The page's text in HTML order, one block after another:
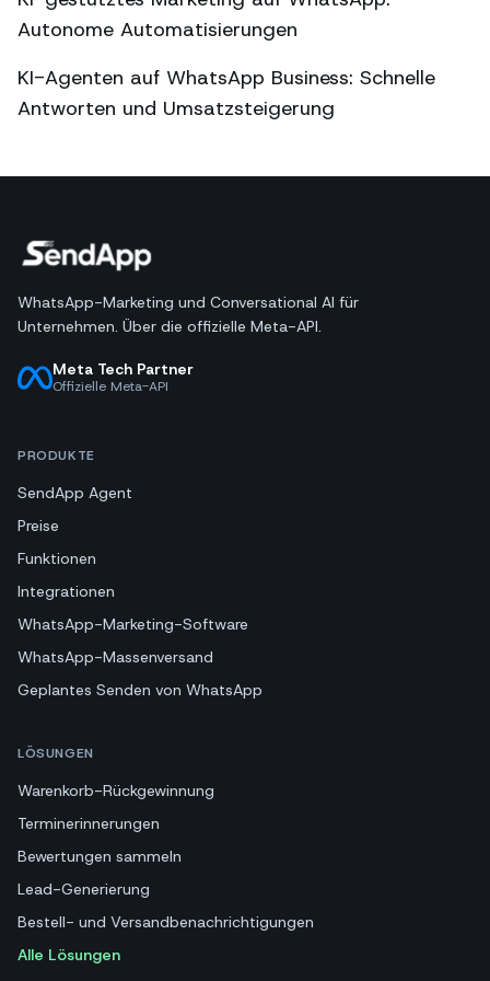
Autonome Automatisierungen
KI-Agenten auf WhatsApp Business: Schnelle
Antworten und Umsatzsteigerung
WhatsApp-Marketing und Conversational AI für
Unternehmen. Über die offizielle Meta-API.
Meta Tech Partner
Offizielle Meta-API
PRODUKTE
SendApp Agent
Preise
Funktionen
Integrationen
WhatsApp-Marketing-Software
WhatsApp-Massenversand
Geplantes Senden von WhatsApp
LÖSUNGEN
Warenkorb-Rückgewinnung
Terminerinnerungen
Bewertungen sammeln
Lead-Generierung
Bestell- und Versandbenachrichtigungen
Alle Lösungen